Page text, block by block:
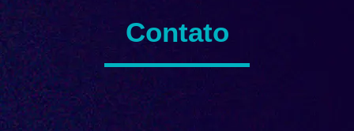
Contato